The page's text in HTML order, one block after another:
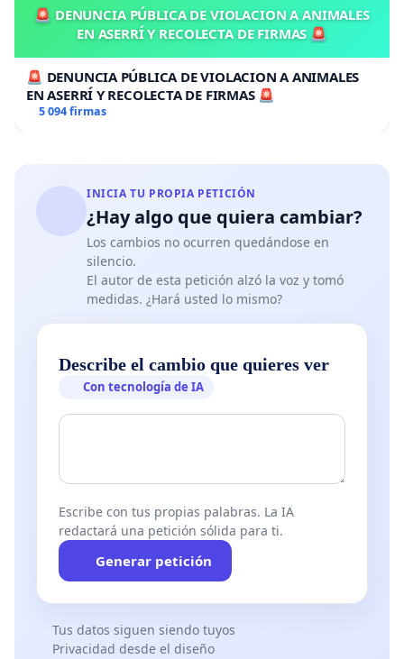
🚨 DENUNCIA PÚBLICA DE VIOLACION A ANIMALES
EN ASERRÍ Y RECOLECTA DE FIRMAS 🚨
🚨 DENUNCIA PÚBLICA DE VIOLACION A ANIMALES
EN ASERRÍ Y RECOLECTA DE FIRMAS 🚨
5 094 firmas
INICIA TU PROPIA PETICIÓN
¿Hay algo que quiera cambiar?
Los cambios no ocurren quedándose en
silencio.
El autor de esta petición alzó la voz y tomó
medidas. ¿Hará usted lo mismo?
Describe el cambio que quieres ver
Con tecnología de IA
Escribe con tus propias palabras. La IA
redactará una petición sólida para ti.
Generar petición
Tus datos siguen siendo tuyos
Privacidad desde el diseño